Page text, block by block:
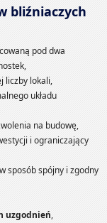
bliźniaczych
pod dwa
liczby lokali,
układu
na budowę,
i ograniczający
sposób spójny i zgodny
uzgodnień,